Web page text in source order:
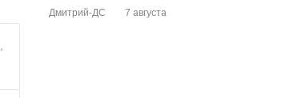
Дмитрий-ДС 7 августа